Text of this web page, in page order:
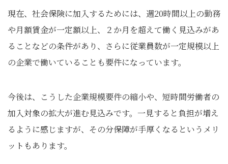
現在、社会保険に加入するためには、週20時間以上の勤務
や月額賃金が一定額以上、２か月を超えて働く見込みがあ
ることなどの条件があり、さらに従業員数が一定規模以上
の企業で働いていることも要件になっています。
今後は、こうした企業規模要件の縮小や、短時間労働者の
加入対象の拡大が進む見込みです。一見すると負担が増え
るように感じますが、その分保障が手厚くなるというメリ
ットもあります。